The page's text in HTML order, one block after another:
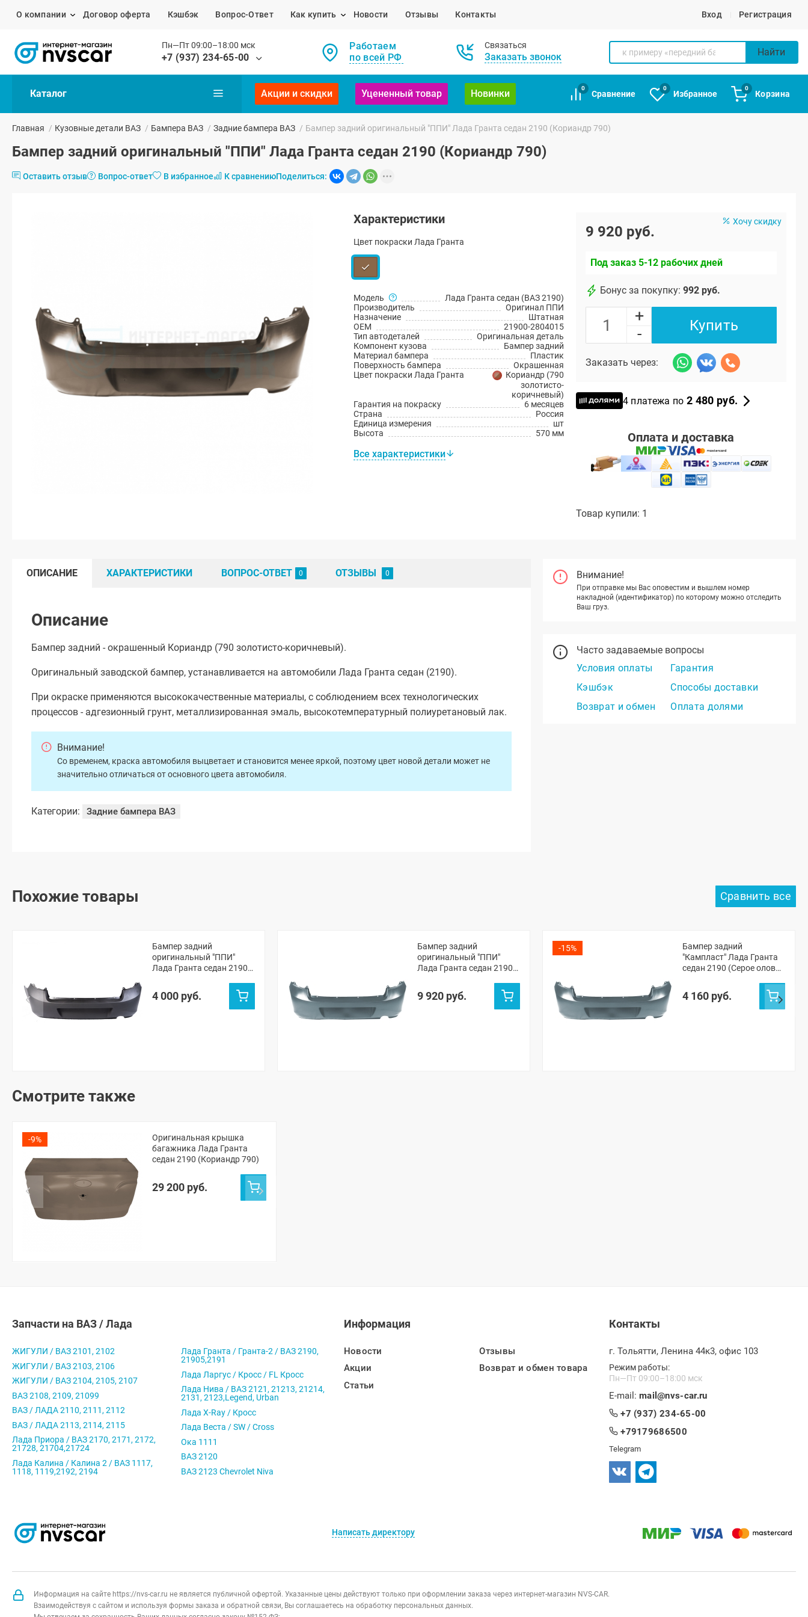
О компании Договор оферта Кэшбэк Вопрос-Ответ Как купить Новости Отзывы Контакты Вход Регистрация
Пн—Пт 09:00–18:00 мск
+7 (937) 234-65-00
Работаем
по всей РФ
Связаться
Заказать звонок Найти
Каталог Акции и скидки Уцененный товар Новинки
0
Сравнение
0
Избранное
0
Корзина
Главная / Кузовные детали ВАЗ / Бампера ВАЗ / Задние бампера ВАЗ / Бампер задний оригинальный "ППИ" Лада Гранта седан 2190 (Кориандр 790)
Бампер задний оригинальный "ППИ" Лада Гранта седан 2190 (Кориандр 790)
Оставить отзыв Вопрос-ответ В избранное К сравнениюПоделиться:
Характеристики
Цвет покраски Лада Гранта
Модель
Лада Гранта седан (ВАЗ 2190)
Производитель
Оригинал ППИ
Назначение
Штатная
OEM
21900-2804015
Тип автодеталей
Оригинальная деталь
Компонент кузова
Бампер задний
Материал бампера
Пластик
Поверхность бампера
Окрашенная
Цвет покраски Лада Гранта
Кориандр (790
золотисто-
коричневый)
Гарантия на покраску
6 месяцев
Страна
Россия
Единица измерения
шт
Высота
570 мм
Все характеристики
Хочу скидку
9 920 руб.
Под заказ 5-12 рабочих дней
Бонус за покупку: 992 руб.
+
-
Купить
Заказать через:
4 платежа по 2 480 руб.
Оплата и доставка
Товар купили: 1
Внимание!
При отправке мы Вас оповестим и вышлем номер
накладной (идентификатор) по которому можно отследить
Ваш груз.
Часто задаваемые вопросы
Условия оплаты
Гарантия
Кэшбэк
Способы доставки
Возврат и обмен
Оплата долями
ОПИСАНИЕ ХАРАКТЕРИСТИКИ ВОПРОС-ОТВЕТ ОТЗЫВЫ
Описание
Бампер задний - окрашенный Кориандр (790 золотисто-коричневый).
Оригинальный заводской бампер, устанавливается на автомобили Лада Гранта седан (2190).
При окраске применяются высококачественные материалы, с соблюдением всех технологических
процессов - адгезионный грунт, металлизированная эмаль, высокотемпературный полиуретановый лак.
Внимание!
Со временем, краска автомобиля выцветает и становится менее яркой, поэтому цвет новой детали может не
значительно отличаться от основного цвета автомобиля.
Категории: Задние бампера ВАЗ
Похожие товары
Бампер задний
оригинальный "ППИ"
Лада Гранта седан 2190
4 000 руб.
Бампер задний
оригинальный "ППИ"
Лада Гранта седан 2190
9 920 руб.
-15%
Бампер задний
"Кампласт" Лада Гранта
седан 2190 (Серое олово
4 160 руб.
Смотрите также
-9%
Оригинальная крышка
багажника Лада Гранта
седан 2190 (Кориандр 790)
29 200 руб.
Запчасти на ВАЗ / Лада
ЖИГУЛИ / ВАЗ 2101, 2102
ЖИГУЛИ / ВАЗ 2103, 2106
ЖИГУЛИ / ВАЗ 2104, 2105, 2107
ВАЗ 2108, 2109, 21099
ВАЗ / ЛАДА 2110, 2111, 2112
ВАЗ / ЛАДА 2113, 2114, 2115
Лада Приора / ВАЗ 2170, 2171, 2172,
21728, 21704,21724
Лада Калина / Калина 2 / ВАЗ 1117,
1118, 1119,2192, 2194
Лада Гранта / Гранта-2 / ВАЗ 2190,
21905,2191
Лада Ларгус / Кросс / FL Кросс
Лада Нива / ВАЗ 2121, 21213, 21214,
2131, 2123,Legend, Urban
Лада X-Ray / Кросс
Лада Веста / SW / Cross
Ока 1111
ВАЗ 2120
ВАЗ 2123 Chevrolet Niva
Информация
Новости
Акции
Статьи
Отзывы
Возврат и обмен товара
Контакты
г. Тольятти, Ленина 44к3, офис 103
Режим работы:
Пн—Пт 09:00–18:00 мск
E-mail: mail@nvs-car.ru
+7 (937) 234-65-00
+79179686500
Telegram
Написать директору
Информация на сайте https://nvs-car.ru не является публичной офертой. Указанные цены действуют только при оформлении заказа через интернет-магазин NVS-CAR.
Взаимодействуя с сайтом и используя формы заказа и обратной связи, Вы соглашаетесь на обработку персональных данных.